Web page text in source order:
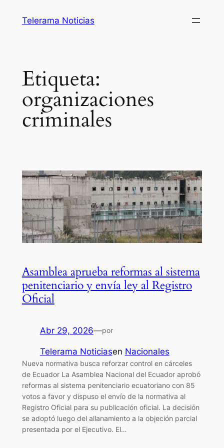
Telerama Noticias
Etiqueta:
organizaciones
criminales
Asamblea aprueba reformas al sistema
penitenciario y envía ley al Registro
Oficial
Abr 29, 2026—por
Telerama Noticiasen Nacionales
Nueva normativa busca reforzar control en cárceles
de Ecuador La Asamblea Nacional del Ecuador aprobó
reformas al sistema penitenciario ecuatoriano con 85
votos a favor y dispuso el envío de la normativa al
Registro Oficial para su publicación oficial. La decisión
se adoptó luego del allanamiento a la objeción parcial
presentada por el Ejecutivo. El…